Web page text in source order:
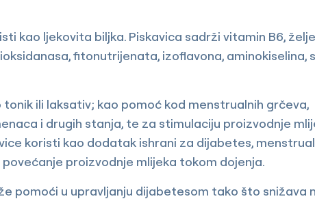
kao ljekovita biljka. Piskavica sadrži vitamin B6,
fitonutrijenata, izoflavona, aminokiselina,
ili laksativ; kao pomoć kod menstrualnih grčeva,
i drugih stanja, te za stimulaciju proizvodnje
koristi kao dodatak ishrani za dijabetes,
proizvodnje mlijeka tokom dojenja.
pomoći u upravljanju dijabetesom tako što snižava